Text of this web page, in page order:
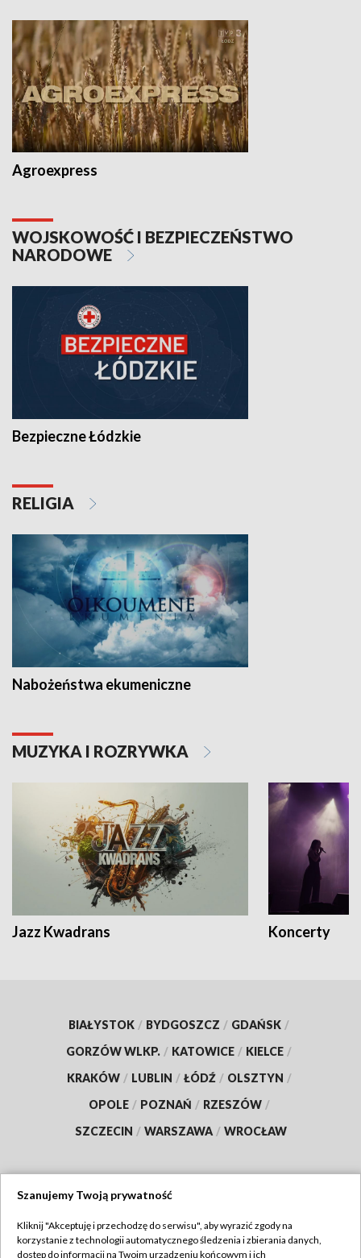
Agroexpress
WOJSKOWOŚĆ I BEZPIECZEŃSTWO
NARODOWE
Bezpieczne Łódzkie
RELIGIA
Nabożeństwa ekumeniczne
MUZYKA I ROZRYWKA
Jazz Kwadrans Koncerty
BIAŁYSTOK / BYDGOSZCZ / GDAŃSK /
GORZÓW WLKP. / KATOWICE / KIELCE /
KRAKÓW / LUBLIN / ŁÓDŹ / OLSZTYN /
OPOLE / POZNAŃ / RZESZÓW /
SZCZECIN / WARSZAWA / WROCŁAW
TVP
Szanujemy Twoją prywatność
Kliknij "Akceptuję i przechodzę do serwisu", aby wyrazić zgody na
korzystanie z technologii automatycznego śledzenia i zbierania danych,
dostęp do informacji na Twoim urządzeniu końcowym i ich